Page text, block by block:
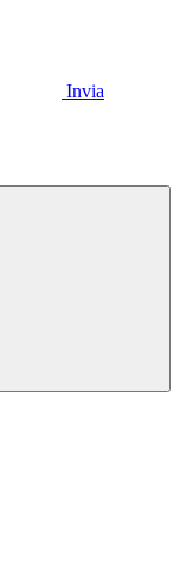
Invia